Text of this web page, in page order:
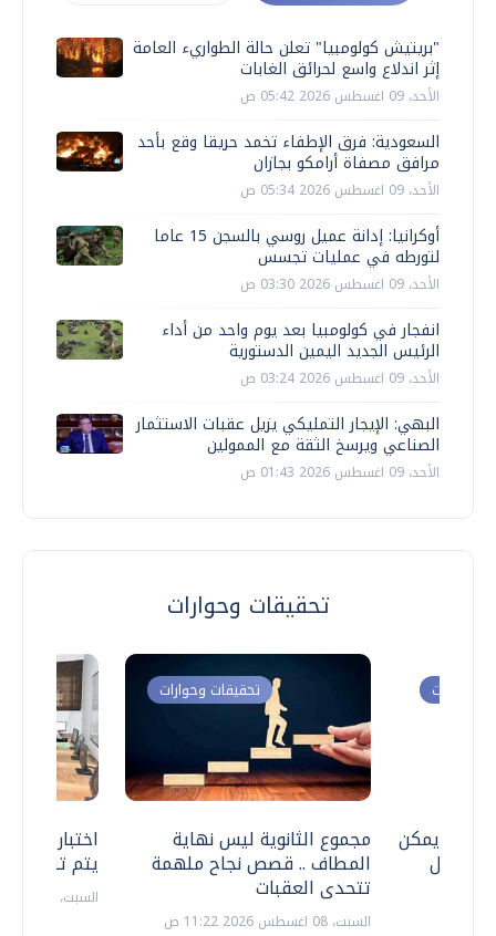
"بريتيش كولومبيا" تعلن حالة الطواريء العامة
إثر اندلاع واسع لحرائق الغابات
الأحد، 09 اغسطس 2026 05:42 ص
السعودية: فرق الإطفاء تخمد حريقا وقع بأحد
مرافق مصفاة أرامكو بجازان
الأحد، 09 اغسطس 2026 05:34 ص
أوكرانيا: إدانة عميل روسي بالسجن 15 عاما
لتورطه في عمليات تجسس
الأحد، 09 اغسطس 2026 03:30 ص
انفجار في كولومبيا بعد يوم واحد من أداء
الرئيس الجديد اليمين الدستورية
الأحد، 09 اغسطس 2026 03:24 ص
البهي: الإيجار التمليكي يزيل عقبات الاستثمار
الصناعي ويرسخ الثقة مع الممولين
الأحد، 09 اغسطس 2026 01:43 ص
تحقيقات وحوارات
اختبارات
يتم
السبت، 18 يوليو 2026 09:22 ص
تحقيقات وحوارات
مجموع الثانوية ليس نهاية
المطاف .. قصص نجاح ملهمة
تتحدى العقبات
السبت، 08 اغسطس 2026 11:22 ص
وحوارات
.. هل يمكن
نتعامل